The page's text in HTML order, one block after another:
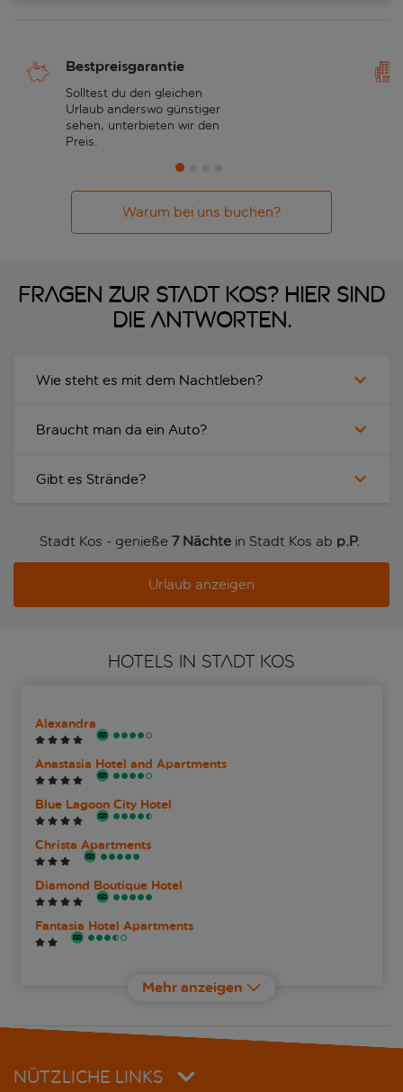
Bestpreisgarantie
Solltest du den gleichen
Urlaub anderswo günstiger
sehen, unterbieten wir den
Preis.
Warum bei uns buchen?
Fragen zur Stadt Kos? Hier sind
die Antworten.
Wie steht es mit dem Nachtleben?
Braucht man da ein Auto?
Gibt es Strände?
Stadt Kos - genieße 7 Nächte in Stadt Kos ab p.P.
Urlaub anzeigen
HOTELS IN STADT KOS
Alexandra
Anastasia Hotel and Apartments
Blue Lagoon City Hotel
Christa Apartments
Diamond Boutique Hotel
Fantasia Hotel Apartments
Olympia Hotel
Mehr anzeigen
NÜTZLICHE LINKS